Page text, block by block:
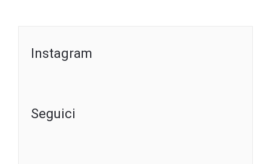
Instagram
Seguici